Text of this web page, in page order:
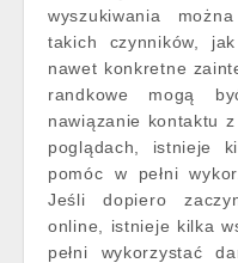
wyszukiwania
takich czynników,
nawet konkretne
randkowe mogą
nawiązanie kontaktu
poglądach, istnieje
pomóc w pełni
Jeśli dopiero
online, istnieje kilka
pełni wykorzystać